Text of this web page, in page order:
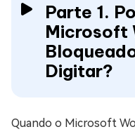
Parte 1.
Microsoft
Digitar?
Quando o Microsoft